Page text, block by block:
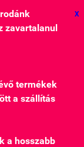
zavartalanul
termékek
a szállítás
a hosszabb
X